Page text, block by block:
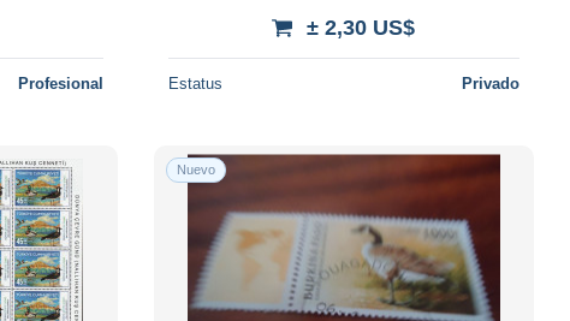
Profesional
± 2,30 US$
Estatus Privado
Nuevo